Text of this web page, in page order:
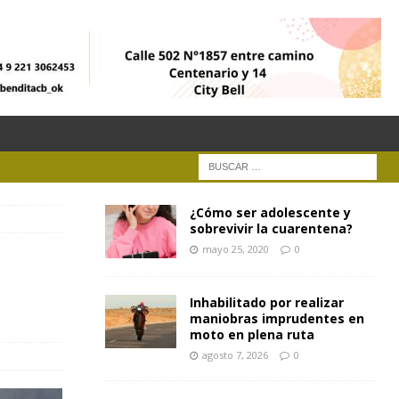
¿Cómo ser adolescente y
sobrevivir la cuarentena?
mayo 25, 2020 0
Inhabilitado por realizar
maniobras imprudentes en
moto en plena ruta
agosto 7, 2026 0